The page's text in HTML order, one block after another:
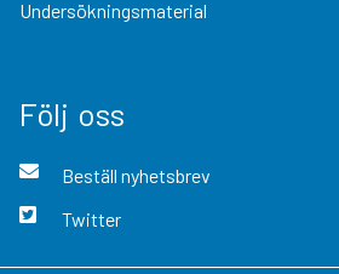
Undersökningsmaterial
Följ oss
Beställ nyhetsbrev
Twitter